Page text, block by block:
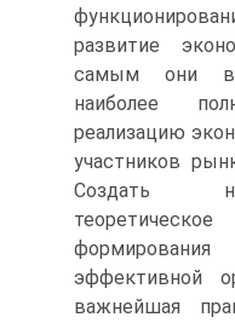
развитие
самым они в
наиболее
реализацию
участников
Создать
эффективной
важнейшая